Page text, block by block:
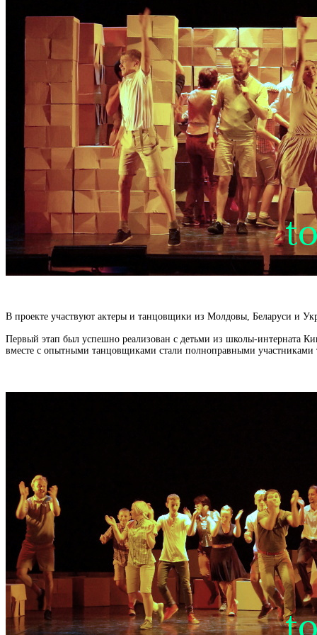
В проекте участвуют актеры и танцовщики из Молдовы, Беларуси и
Первый этап был успешно реализован с детьми из школы-интерната
вместе с опытными танцовщиками стали полноправными участниками